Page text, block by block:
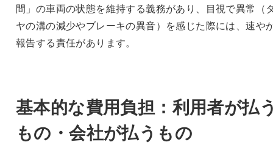
間」の車両の状態を維持する義務があり、目視で異常（
ヤの溝の減少やブレーキの異音）を感じた際には、速や
報告する責任があります。
基本的な費用負担：利用者が払
もの・会社が払うもの